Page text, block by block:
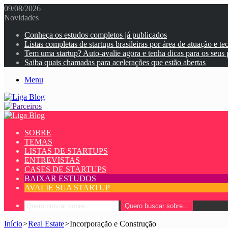
09/08/2026
Novidades
Conheça os estudos completos já publicados
Listas completas de startups brasileiras por área de atuação e
Tem uma startup? Auto-avalie agora e tenha dicas para os seus
Saiba quais chamadas para acelerações que estão abertas
Menu
SOBRE
TEMAS
LISTAS DE STARTUPS
ENTREVISTAS
CASES DE STARTUPS
BAIXAR ESTUDOS
AVALIE SUA STARTUP
Quero buscar sobre...
Início>Real Estate>Incorporação e Construção